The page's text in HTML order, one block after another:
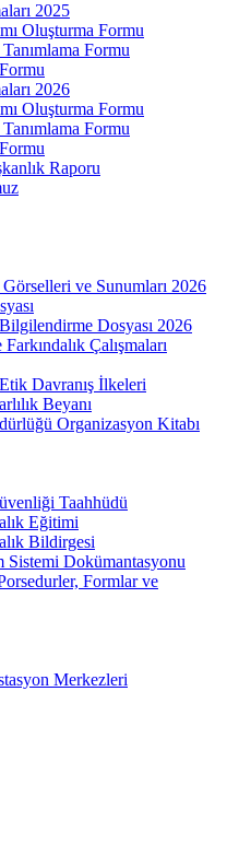
2025
Oluşturma Formu
Formu
2026
Oluşturma Formu
Formu
Raporu
ve Sunumları 2026
Dosyası 2026
Çalışmaları
Davranış İlkeleri
Beyanı
Organizasyon Kitabı
Taahhüdü
Eğitimi
Bildirgesi
Dokümantasyonu
Formlar ve
Merkezleri